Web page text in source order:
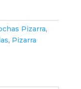
Pizarra,
, Pizarra